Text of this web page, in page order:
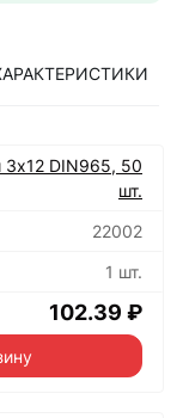
3х12 DIN965, 50
шт.
22002
1 шт.
102.39 ₽